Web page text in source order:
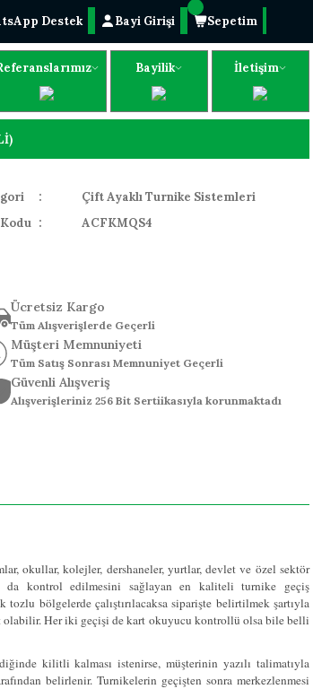
Destek Bayi Girişi Sepetim
Bayilik İletişim
Çift Ayaklı Turnike Sistemleri
ACFKMQS4
Ücretsiz Kargo
Tüm Alışverişlerde Geçerli
Müşteri Memnuniyeti
Tüm Satış Sonrası Memnuniyet Geçerli
Güvenli Alışveriş
Alışverişleriniz 256 Bit Sertiikasıyla korunmaktadı
okullar, kolejler, dershaneler, yurtlar, devlet ve özel sektör
da kontrol edilmesini sağlayan en kaliteli turnike geçiş
bölgelerde çalıştırılacaksa siparişte belirtilmek şartıyla
Her iki geçişi de kart okuyucu kontrollü olsa bile belli
kilitli kalması istenirse, müşterinin yazılı talimatıyla
belirlenir. Turnikelerin geçişten sonra merkezlenmesi